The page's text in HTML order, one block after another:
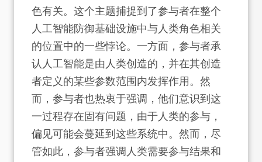
色有关。这个主题捕捉到了参与者在整个
人工智能防御基础设施中与人类角色相关
的位置中的一些悖论。一方面，参与者承
认人工智能是由人类创造的，并在其创造
者定义的某些参数范围内发挥作用。然
而，参与者也热衷于强调，他们意识到这
一过程存在固有问题，由于人类的参与，
偏见可能会蔓延到这些系统中。然而，尽
管如此，参与者强调人类需要参与结果和